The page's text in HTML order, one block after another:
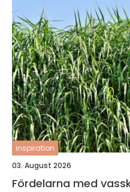
inspiration
03. August 2026
Fördelarna med